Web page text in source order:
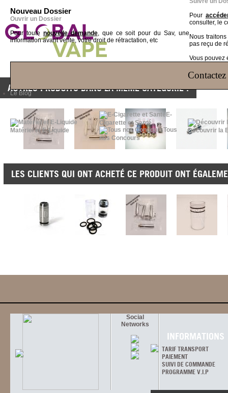
Nouveau Dossier
Ouvrir un Dossier
Pour toute nouvelle demande, que ce soit pour du Sav, une
information avant vente, votre droit de rétractation, etc
Pour
consulter, le
Nous
pas reçu de
Vous pouvez
Le Blog
Matériel et E-Liquide
E-
Cigarette et Santé
Tous
nos Concours
Découvrir la
AUTRES PRODUITS DANS LA MÊME CATÉGORIE :
LES CLIENTS QUI ONT ACHETÉ CE PRODUIT ONT
Social
Networks
INFORMATIONS
TARIF TRANSPORT
PAIEMENT
SUIVI DE COMMANDE
PROGRAMME V.I.P